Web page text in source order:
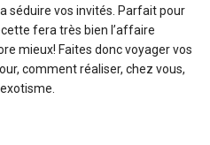
séduire vos invités. Parfait pour
fera très bien l’affaire
mieux! Faites donc voyager vos
comment réaliser, chez vous,